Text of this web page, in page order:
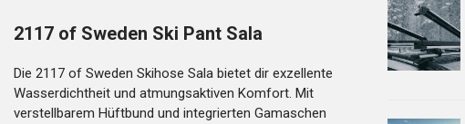
2117 of Sweden Ski Pant Sala
Die 2117 of Sweden Skihose Sala bietet dir exzellente
Wasserdichtheit und atmungsaktiven Komfort. Mit
verstellbarem Hüftbund und integrierten Gamaschen